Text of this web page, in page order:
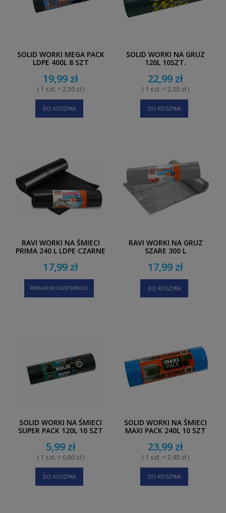
SOLID WORKI MEGA PACK
LDPE 400L 8 SZT
19,99 zł
( 1 szt. = 2,50 zł )
DO KOSZYKA
SOLID WORKI NA GRUZ
120L 10SZT.
22,99 zł
( 1 szt. = 2,30 zł )
DO KOSZYKA
RAVI WORKI NA ŚMIECI
PRIMA 240 L LDPE CZARNE
17,99 zł
POWIADOM O DOSTĘPNOŚCI
RAVI WORKI NA GRUZ
SZARE 300 L
17,99 zł
DO KOSZYKA
SOLID WORKI NA ŚMIECI
SUPER PACK 120L 10 SZT
5,99 zł
( 1 szt. = 0,60 zł )
DO KOSZYKA
SOLID WORKI NA ŚMIECI
MAXI PACK 240L 10 SZT
23,99 zł
( 1 szt. = 2,40 zł )
DO KOSZYKA